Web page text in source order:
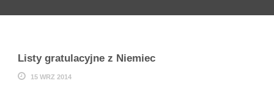
Listy gratulacyjne z Niemiec
15 WRZ 2014